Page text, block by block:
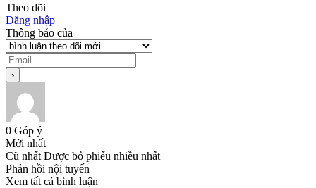
Theo dõi
Đăng nhập
Thông báo của
0 Góp ý
Mới nhất
Cũ nhất Được bỏ phiếu nhiều nhất
Phản hồi nội tuyến
Xem tất cả bình luận